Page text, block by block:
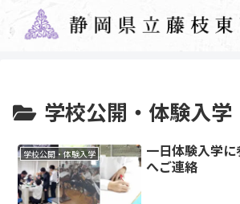
学校公開・体験入学
学校公開・体験入学
一日体験入学
へご連絡